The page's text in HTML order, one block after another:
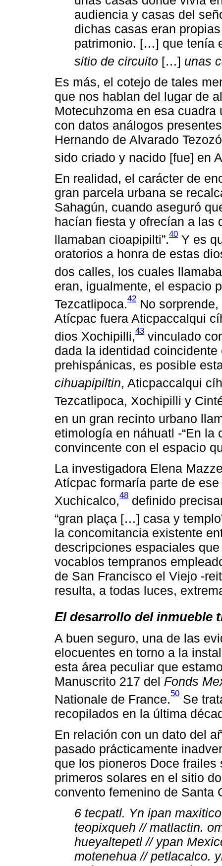
audiencia y casas del
dichas casas eran
patrimonio. […] que tenía
sitio de circuito […] unas
Es más, el cotejo de tales
que nos hablan del lugar de
Motecuhzoma en esa
con datos análogos
Hernando de Alvarado
sido criado y nacido [fue] en
En realidad, el carácter de
gran parcela urbana se
Sahagún, cuando aseguró
hacían fiesta y ofrecían a las
llamaban cioapipilti”.40 Y es
oratorios a honra de estas
dos calles, los cuales
eran, igualmente, el espacio
Tezcatlipoca.42 No
Atícpac fuera Aticpaccalqui
dios Xochipilli,43 vinculado
dada la identidad
prehispánicas, es posible
cihuapipiltin, Aticpaccalqui
Tezcatlipoca, Xochipilli y
en un gran recinto urbano
etimología en náhuatl -“En la
convincente con el espacio
La investigadora Elena
Atícpac formaría parte de
Xuchicalco,48 definido
“gran plaça […] casa y
la concomitancia existente
descripciones espaciales
vocablos tempranos
de San Francisco el Viejo -
resulta, a todas luces,
El desarrollo del inmueble
A buen seguro, una de las
elocuentes en torno a la
esta área peculiar que
Manuscrito 217 del Fonds
Nationale de France.50 Se
recopilados en la última
En relación con un dato del
pasado prácticamente
que los pioneros Doce
primeros solares en el sitio
convento femenino de Santa
6 tecpatl. Yn ipan
teopixqueh // matlactin.
hueyaltepetl // ypan
motenehua // petlacalco.